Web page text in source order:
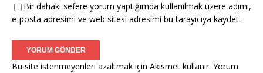
Bir dahaki sefere yorum yaptığımda kullanılmak üzere adımı,
e-posta adresimi ve web sitesi adresimi bu tarayıcıya kaydet.
Bu site istenmeyenleri azaltmak için Akismet kullanır. Yorum